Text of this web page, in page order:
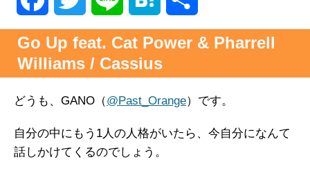
a
c
b
o
w
t
e
i
n
e
a
t
n
有
Go Up feat. Cat Power & Pharrell
Williams / Cassius
どうも、GANO（@Past_Orange）です。
自分の中にもう1人の人格がいたら、今自分になんて
話しかけてくるのでしょう。